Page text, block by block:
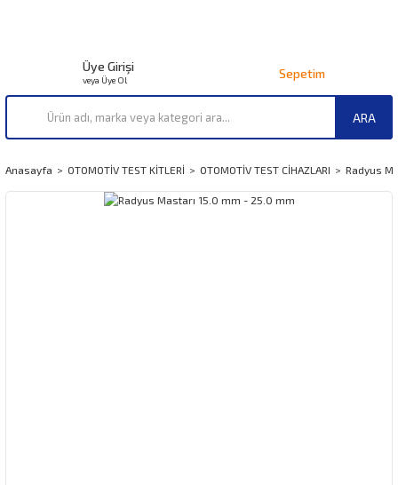
ARA
Üye Girişi
veya Üye Ol Sepetim
Anasayfa OTOMOTİV TEST KİTLERİ OTOMOTİV TEST CİHAZLARI Radyus